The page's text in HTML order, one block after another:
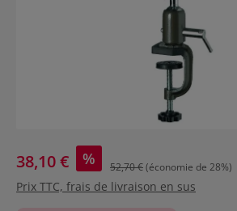
38,10 € % 52,70 €(économie de 28%)
Prix TTC, frais de livraison en sus